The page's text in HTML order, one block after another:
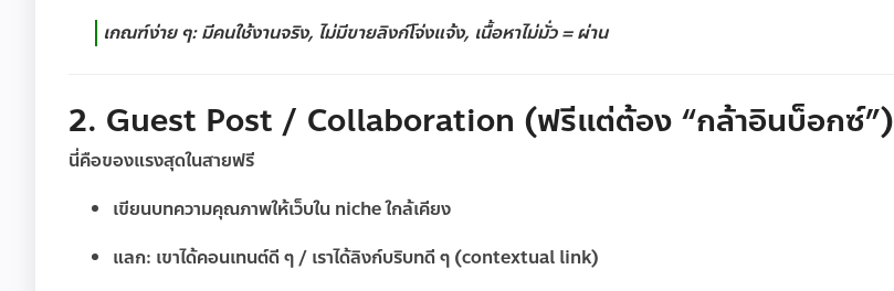
เกณฑ์ง่าย ๆ: มีคนใช้งานจริง, ไม่มีขายลิงก์โจ่งแจ้ง, เนื้อหาไม่มั่ว = ผ่าน
2. Guest Post / Collaboration (ฟรีแต่ต้อง “กล้าอินบ็อกซ์”)
นี่คือของแรงสุดในสายฟรี
เขียนบทความคุณภาพให้เว็บใน niche ใกล้เคียง
แลก: เขาได้คอนเทนต์ดี ๆ / เราได้ลิงก์บริบทดี ๆ (contextual link)